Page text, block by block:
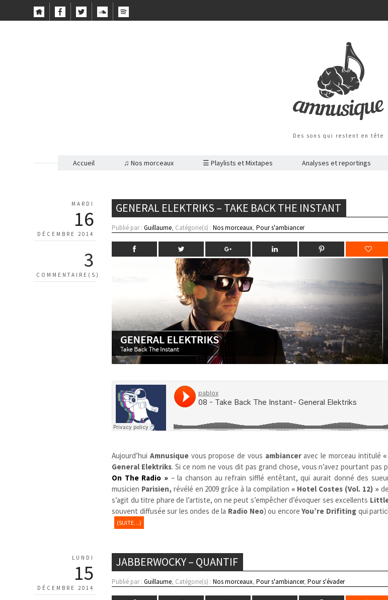
Des sons qui restent en tête
Accueil ♫ Nos morceaux ☰ Playlists et Mixtapes Analyses et reportings
MARDI
16
DÉCEMBRE 2014
3
COMMENTAIRE(S)
GENERAL ELEKTRIKS – TAKE BACK THE INSTANT
Publié par :Guillaume, Catégorie(s) :Nos morceaux,Pour s'ambiancer
Aujourd’hui Amnusiquevous propose de vous ambianceravec le morceau intitulé
General Elektriks. Si ce nom ne vous dit pas grand chose, vous n’avez pourtant pas
On The Radio » – la chanson au refrain sifflé entêtant, qui aurait donné des
musicien Parisien, révélé en 2009 grâce à la compilation « Hotel Costes (Vol. 12) » de
s’agit du titre phare de l’artiste, on ne peut s’empêcher d’évoquer ses excellents
souvent diffusée sur les ondes de la Radio Neo) ou encoreYou’re Drifitingqui
(SUITE…)
LUNDI
15
DÉCEMBRE 2014
JABBERWOCKY – QUANTIF
Publié par :Guillaume, Catégorie(s) :Nos morceaux,Pour s'ambiancer,Pour s'évader